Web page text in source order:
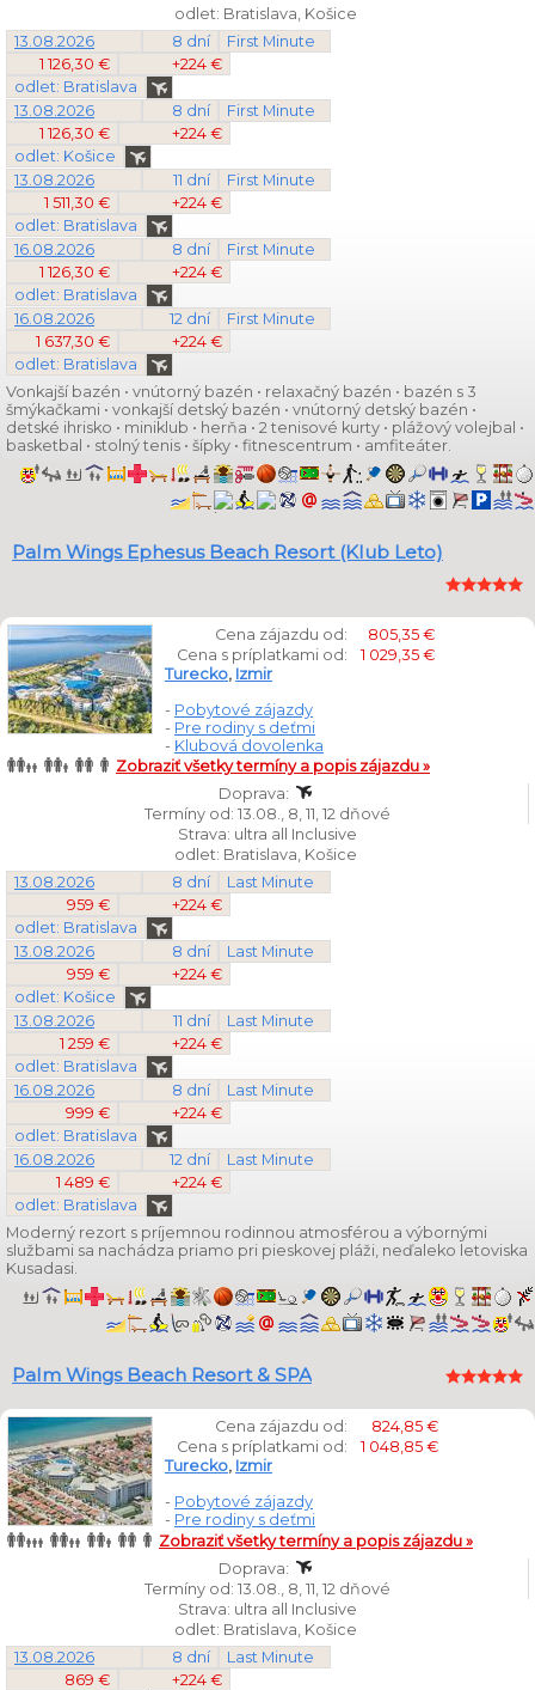
odlet: Bratislava, Košice
13.08.2026
8 dní
First Minute
1 126,30 €
+224 €
odlet: Bratislava
13.08.2026
8 dní
First Minute
1 126,30 €
+224 €
odlet: Košice
13.08.2026
11 dní
First Minute
1 511,30 €
+224 €
odlet: Bratislava
16.08.2026
8 dní
First Minute
1 126,30 €
+224 €
odlet: Bratislava
16.08.2026
12 dní
First Minute
1 637,30 €
+224 €
odlet: Bratislava
Vonkajší bazén • vnútorný bazén • relaxačný bazén • bazén s 3
šmýkačkami • vonkajší detský bazén • vnútorný detský bazén •
detské ihrisko • miniklub • herňa • 2 tenisové kurty • plážový volejbal •
basketbal • stolný tenis • šípky • fitnescentrum • amfiteáter.
Palm Wings Ephesus Beach Resort (Klub Leto)
Cena zájazdu od:
805,35 €
Cena s príplatkami od:
1 029,35 €
Turecko, Izmir
- Pobytové zájazdy
- Pre rodiny s deťmi
- Klubová dovolenka
Zobraziť všetky termíny a popis zájazdu »
Doprava:
Termíny od: 13.08., 8, 11, 12 dňové
Strava: ultra all Inclusive
odlet: Bratislava, Košice
13.08.2026
8 dní
Last Minute
959 €
+224 €
odlet: Bratislava
13.08.2026
8 dní
Last Minute
959 €
+224 €
odlet: Košice
13.08.2026
11 dní
Last Minute
1 259 €
+224 €
odlet: Bratislava
16.08.2026
8 dní
Last Minute
999 €
+224 €
odlet: Bratislava
16.08.2026
12 dní
Last Minute
1 489 €
+224 €
odlet: Bratislava
Moderný rezort s príjemnou rodinnou atmosférou a výbornými
službami sa nachádza priamo pri pieskovej pláži, neďaleko letoviska
Kusadasi.
Palm Wings Beach Resort & SPA
Cena zájazdu od:
824,85 €
Cena s príplatkami od:
1 048,85 €
Turecko, Izmir
- Pobytové zájazdy
- Pre rodiny s deťmi
Zobraziť všetky termíny a popis zájazdu »
Doprava:
Termíny od: 13.08., 8, 11, 12 dňové
Strava: ultra all Inclusive
odlet: Bratislava, Košice
13.08.2026
8 dní
Last Minute
869 €
+224 €